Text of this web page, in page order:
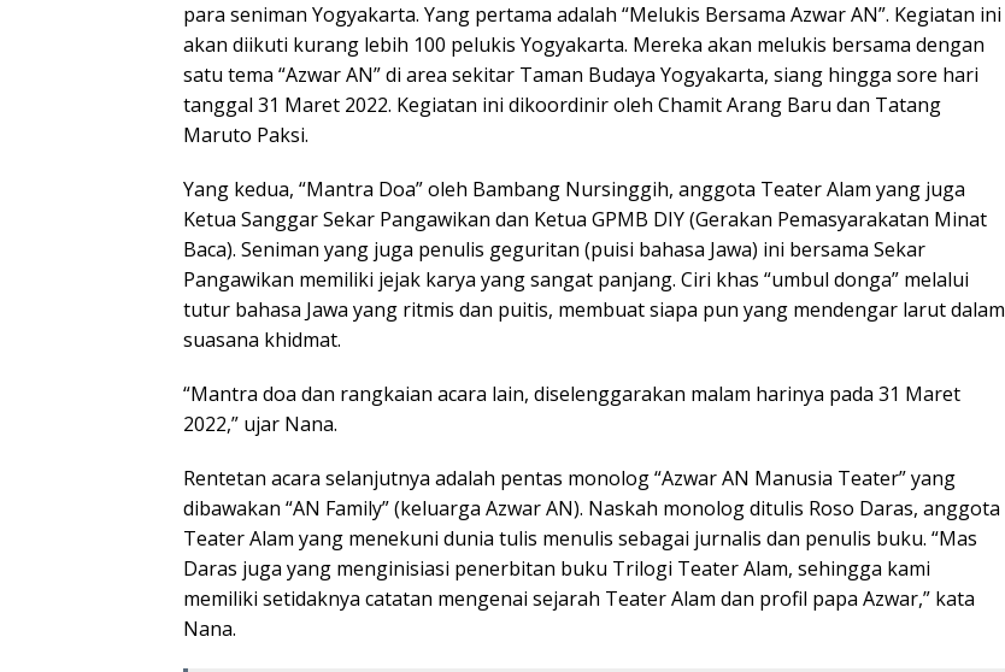
para seniman Yogyakarta. Yang pertama adalah “Melukis Bersama Azwar AN”. Kegiatan ini
akan diikuti kurang lebih 100 pelukis Yogyakarta. Mereka akan melukis bersama dengan
satu tema “Azwar AN” di area sekitar Taman Budaya Yogyakarta, siang hingga sore hari
tanggal 31 Maret 2022. Kegiatan ini dikoordinir oleh Chamit Arang Baru dan Tatang
Maruto Paksi.
Yang kedua, “Mantra Doa” oleh Bambang Nursinggih, anggota Teater Alam yang juga
Ketua Sanggar Sekar Pangawikan dan Ketua GPMB DIY (Gerakan Pemasyarakatan Minat
Baca). Seniman yang juga penulis geguritan (puisi bahasa Jawa) ini bersama Sekar
Pangawikan memiliki jejak karya yang sangat panjang. Ciri khas “umbul donga” melalui
tutur bahasa Jawa yang ritmis dan puitis, membuat siapa pun yang mendengar larut dalam
suasana khidmat.
“Mantra doa dan rangkaian acara lain, diselenggarakan malam harinya pada 31 Maret
2022,” ujar Nana.
Rentetan acara selanjutnya adalah pentas monolog “Azwar AN Manusia Teater” yang
dibawakan “AN Family” (keluarga Azwar AN). Naskah monolog ditulis Roso Daras, anggota
Teater Alam yang menekuni dunia tulis menulis sebagai jurnalis dan penulis buku. “Mas
Daras juga yang menginisiasi penerbitan buku Trilogi Teater Alam, sehingga kami
memiliki setidaknya catatan mengenai sejarah Teater Alam dan profil papa Azwar,” kata
Nana.